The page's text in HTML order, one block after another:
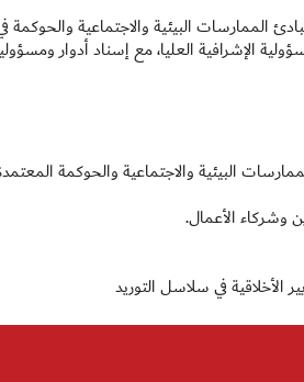
الممارسات البيئية والاجتماعية
الإشرافية العليا، مع إسناد أدوار
البيئية والاجتماعية‏‏ والحوكمة المعتمدة
وشركاء الأعمال.
في سلاسل التوريد